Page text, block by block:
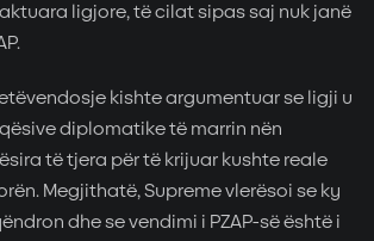
ligjore, të cilat sipas saj nuk janë
kishte argumentuar se ligji u
diplomatike të marrin nën
të tjera për të krijuar kushte reale
Megjithatë, Supreme vlerësoi se ky
dhe se vendimi i PZAP-së është i